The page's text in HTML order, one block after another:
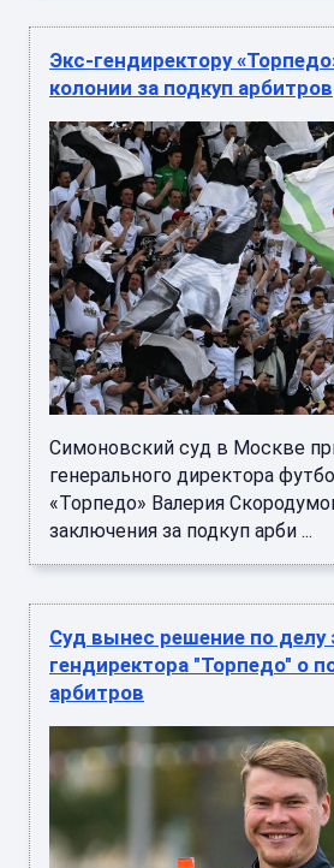
Экс-гендиректору
колонии за подкуп арбитров
Симоновский суд в Москве
генерального директора
«Торпедо» Валерия
заключения за подкуп арби ...
Суд вынес решение по делу
гендиректора "Торпедо" о
арбитров